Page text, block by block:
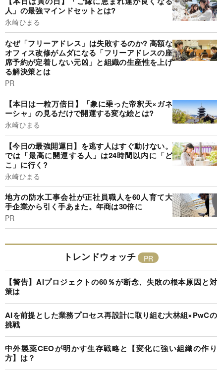
人」の最強マインドセットとは?
永崎ひまる
なぜ「フリーアドレス」は失敗するのか? 高額な
オフィス改修がムダになる「フリーアドレスの座
席予約が定着しない元凶」と組織の生産性を上げ
る解決策とは
PR
【本日は一粒万倍日】「象に乗った帝釈天×ガネ
ーシャ」の見るだけで開運する変な絵とは?
永崎ひまる
【今日の最強開運日】を逃す人はすぐ動けない。
では「最高に開運する人」は24時間以内に「ど
こ」に行く?
永崎ひまる
地方の防水工事会社が正社員職人を60人育て大
手企業から引く手あまた。年商は30倍に
PR
トレンドウォッチ
【警告】AIプロジェクトの60％が断念、失敗の根本原因と対
策は
AIを前提とした業務プロセス再設計に取り組む大林組×PwCの
挑戦
中外製薬CEOが明かす生存戦略と【変化に強い組織の作り
方】は？